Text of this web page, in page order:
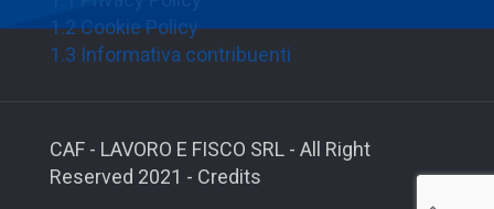
1.2 Cookie Policy
1.3 Informativa contribuenti
CAF - LAVORO E FISCO SRL - All Right
Reserved 2021 - Credits